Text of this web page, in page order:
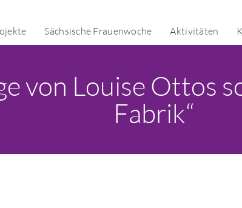
Sächsische Frauenwoche Aktivitäten
von Louise Ottos
Fabrik“